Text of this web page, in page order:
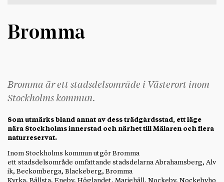
Bromma
Bromma är ett stadsdelsområde i Västerort inom
Stockholms kommun.
Som utmärks bland annat av dess trädgårdsstad, ett läge
nära Stockholms innerstad och närhet till Mälaren och flera
naturreservat.
Inom Stockholms kommun utgör Bromma
ett stadsdelsområde omfattande stadsdelarna Abrahamsberg, Alv
ik, Beckomberga, Blackeberg, Bromma
Kyrka, Bällsta, Eneby, Höglandet, Mariehäll, Nockeby, Nockebyho